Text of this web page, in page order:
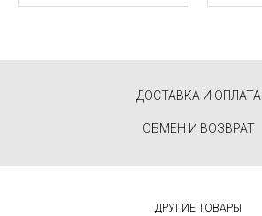
ДОСТАВКА И ОПЛАТА
ОБМЕН И ВОЗВРАТ
ДРУГИЕ ТОВАРЫ